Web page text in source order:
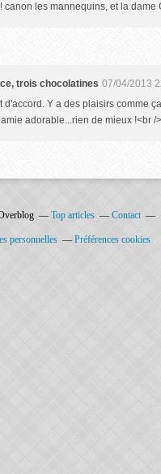
canon les mannequins, et la dame
trois chocolatines 07/04/2013
d'accord. Y a des plaisirs comme
adorable...rien de mieux !<br /
Top articles Contact
personnelles Préférences cookies